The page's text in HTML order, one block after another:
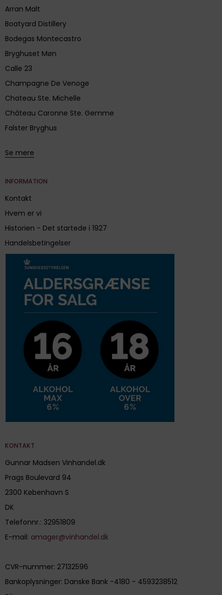
Arran Malt
Boatyard Distillery
Bodegas Montecastro
Bryghuset Møn
Calle 23
Champagne De Venoge
Chateau Ste. Michelle
Château Caronne Ste. Gemme
Falster Bryghus
Se mere
INFORMATION
Kontakt
Hvem er vi
Historien - Det startede i 1927
Handelsbetingelser
KONTAKT
Gunnar Madsen Vinhandel.dk
Prags Boulevard 94
2300 København S
DK
Telefonnr.: 32951809
E-mail: amager@vinhandel.dk
CVR-nummer: 27132596
Bankoplysninger: Danske Bank -4180 - 4593238512